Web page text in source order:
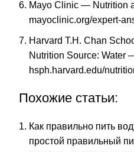
Mayo Clinic — Nutrition
mayoclinic.org/expert-
Harvard T.H. Chan
Nutrition Source: Water
hsph.harvard.edu/
Похожие статьи:
Как правильно пить
простой правильный